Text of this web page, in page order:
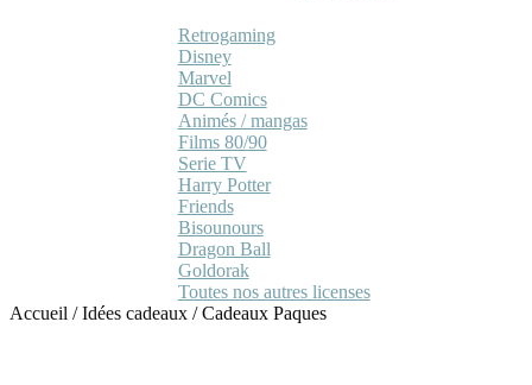
Retrogaming
Disney
Marvel
DC Comics
Animés / mangas
Films 80/90
Serie TV
Harry Potter
Friends
Bisounours
Dragon Ball
Goldorak
Toutes nos autres licenses
Accueil /Idées cadeaux /Cadeaux Paques